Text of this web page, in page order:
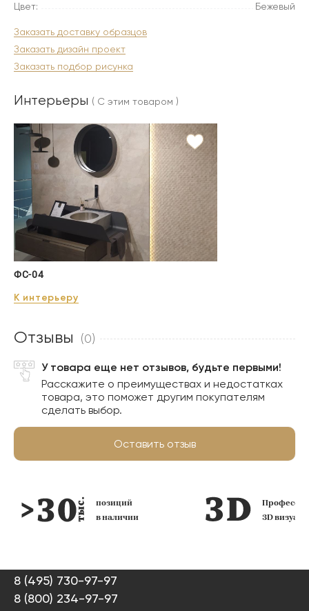
Цвет:
Бежевый
Заказать доставку образцов
Заказать дизайн проект
Заказать подбор рисунка
Интерьеры ( С этим товаром )
ФС-04
К интерьеру
Отзывы (0)
У товара еще нет отзывов, будьте первыми!
Расскажите о преимуществах и недостатках
товара, это поможет другим покупателям
сделать выбор.
Оставить отзыв
позиций
в наличии
3D
8 (495) 730-97-97
8 (800) 234-97-97